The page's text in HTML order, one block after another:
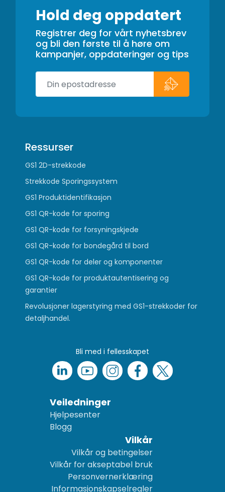
Hold deg oppdatert
Registrer deg for vårt nyhetsbrev
og bli den første til å høre om
kampanjer, oppdateringer og tips
Ressurser
GS1 2D-strekkode
Strekkode Sporingssystem
GS1 Produktidentifikasjon
GS1 QR-kode for sporing
GS1 QR-kode for forsyningskjede
GS1 QR-kode for bondegård til bord
GS1 QR-kode for deler og komponenter
GS1 QR-kode for produktautentisering og
garantier
Revolusjoner lagerstyring med GS1-strekkoder for
detaljhandel.
Bli med i fellesskapet
Veiledninger
Hjelpesenter
Blogg
Vilkår
Vilkår og betingelser
Vilkår for akseptabel bruk
Personvernerklæring
Informasjonskapselregler